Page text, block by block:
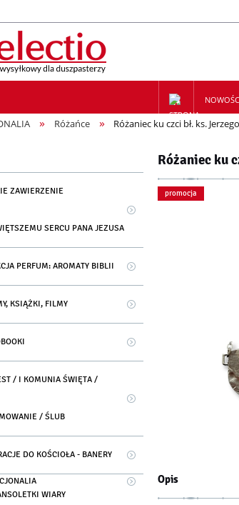
ZAPIS NA
» Różańce » Różaniec ku czci bł. ks.
ZAWIERZENIE
SERCU PANA JEZUSA
PERFUM: AROMATY BIBLII
KSIĄŻKI, FILMY
/ I KOMUNIA ŚWIĘTA /
/ ŚLUB
DO KOŚCIOŁA - BANERY
WIARY
Różaniec ku
promocja
Opis